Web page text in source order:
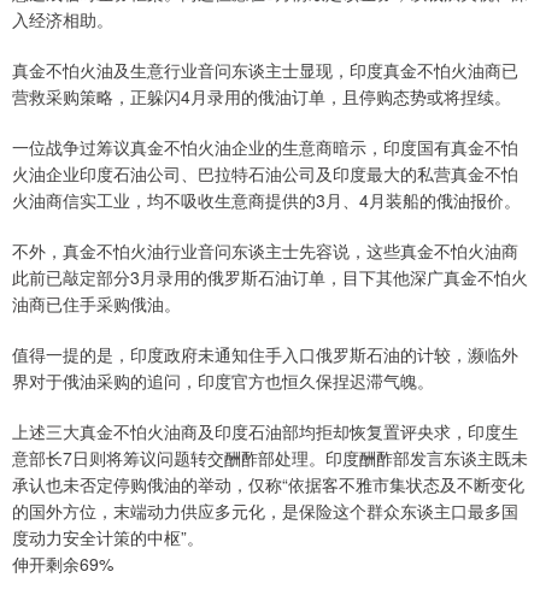
入经济相助。
真金不怕火油及生意行业音问东谈主士显现，印度真金不怕火油商已
营救采购策略，正躲闪4月录用的俄油订单，且停购态势或将捏续。
一位战争过筹议真金不怕火油企业的生意商暗示，印度国有真金不怕
火油企业印度石油公司、巴拉特石油公司及印度最大的私营真金不怕
火油商信实工业，均不吸收生意商提供的3月、4月装船的俄油报价。
不外，真金不怕火油行业音问东谈主士先容说，这些真金不怕火油商
此前已敲定部分3月录用的俄罗斯石油订单，目下其他深广真金不怕火
油商已住手采购俄油。
值得一提的是，印度政府未通知住手入口俄罗斯石油的计较，濒临外
界对于俄油采购的追问，印度官方也恒久保捏迟滞气魄。
上述三大真金不怕火油商及印度石油部均拒却恢复置评央求，印度生
意部长7日则将筹议问题转交酬酢部处理。印度酬酢部发言东谈主既未
承认也未否定停购俄油的举动，仅称“依据客不雅市集状态及不断变化
的国外方位，末端动力供应多元化，是保险这个群众东谈主口最多国
度动力安全计策的中枢”。
伸开剩余69%